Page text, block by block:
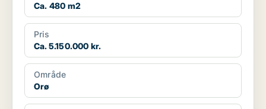
Ca. 480 m2
Pris
Ca. 5.150.000 kr.
Område
Orø